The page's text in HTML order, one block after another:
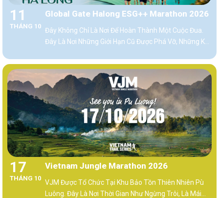
11
THÁNG 10
Global Gate Halong ESG++ Marathon 2026
Đây Không Chỉ Là Nơi Để Hoàn Thành Một Cuộc Đua.
Đây Là Nơi Những Giới Hạn Cũ Được Phá Vỡ, Những Kỷ
Runner Cùng Tạo Nên Một Ngày Thi Đấu Chưa Từng
Có.
17
THÁNG 10
Vietnam Jungle Marathon 2026
VJM Được Tổ Chức Tại Khu Bảo Tồn Thiên Nhiên Pù
Luông. Đây Là Nơi Thời Gian Như Ngừng Trôi, Là Mái